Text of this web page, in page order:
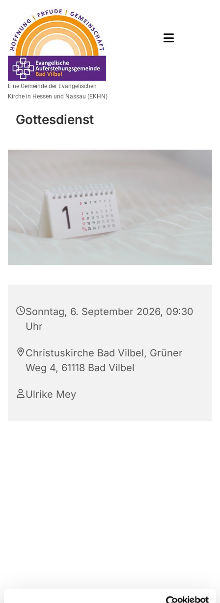
Eine Gemeinde der Evangelischen
Kirche in Hessen und Nassau (EKHN)
Gottesdienst
Sonntag, 6. September 2026, 09:30
Uhr
Christuskirche Bad Vilbel, Grüner
Weg 4, 61118 Bad Vilbel
Ulrike Mey